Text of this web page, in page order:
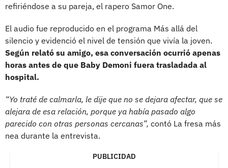
refiriéndose a su pareja, el rapero Samor One.
El audio fue reproducido en el programa Más allá del
silencio y evidenció el nivel de tensión que vivía la joven.
Según relató su amigo, esa conversación ocurrió apenas
horas antes de que Baby Demoni fuera trasladada al
hospital.
“Yo traté de calmarla, le dije que no se dejara afectar, que se
alejara de esa relación, porque ya había pasado algo
parecido con otras personas cercanas”, contó La fresa más
nea durante la entrevista.
PUBLICIDAD